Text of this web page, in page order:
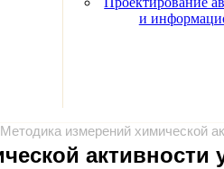
и
Методика измерений химической